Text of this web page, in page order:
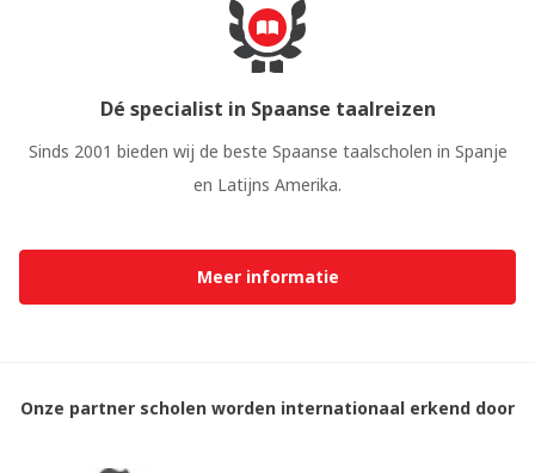
Dé specialist in Spaanse taalreizen
Sinds 2001 bieden wij de beste Spaanse taalscholen in Spanje
en Latijns Amerika.
Meer informatie
Onze partner scholen worden internationaal erkend door